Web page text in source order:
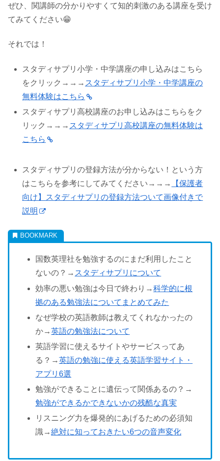
ぜひ、関講師の分かりやすくて知的刺激のある講座を受け
てみてください😁
それでは！
スタディサプリ小学・中学講座の申し込みはこちら
をクリック→→→ スタディサプリ小学・中学講座の
無料体験はこちら
スタディサプリ高校講座のお申し込みはこちらをク
リック→→→ スタディサプリ高校講座の無料体験は
こちら
スタディサプリの登録方法が分からない！という方
はこちらを参考にしてみてください→→→
【保護者
向け】スタディサプリの登録方法ついて画像付きで
説明
国数英理社を勉強するのにまだ利用したこと
ないの？→ スタディサプリについて
効率の悪い勉強は今日で終わり→科学的に根
拠のある勉強法についてまとめてみた
なぜ学校の英語教師は教えてくれなかったの
か→英語の勉強法について
英語学習に使えるサイトやサービスってあ
る？→英語の勉強に使える英語学習サイト・
アプリ6選
勉強ができることに遺伝って関係あるの？→
勉強ができるかできないかの残酷な真実
リスニング力を爆発的にあげるための必須知
識→絶対に知っておきたい6つの音声変化